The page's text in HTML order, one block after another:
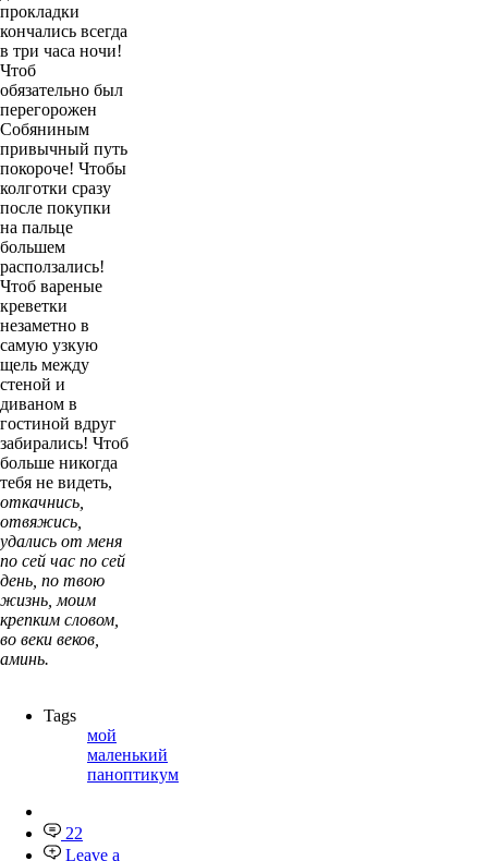
прокладки
кончались всегда
в три часа ночи!
Чтоб
обязательно был
перегорожен
Собяниным
привычный путь
покороче! Чтобы
колготки сразу
после покупки
на пальце
большем
расползались!
Чтоб вареные
креветки
незаметно в
самую узкую
щель между
стеной и
диваном в
гостиной вдруг
забирались! Чтоб
больше никогда
тебя не видеть,
откачнись,
отвяжись,
удались от меня
по сей час по сей
день, по твою
жизнь, моим
крепким словом,
во веки веков,
аминь.
Tags
мой
маленький
паноптикум
22
Leave a